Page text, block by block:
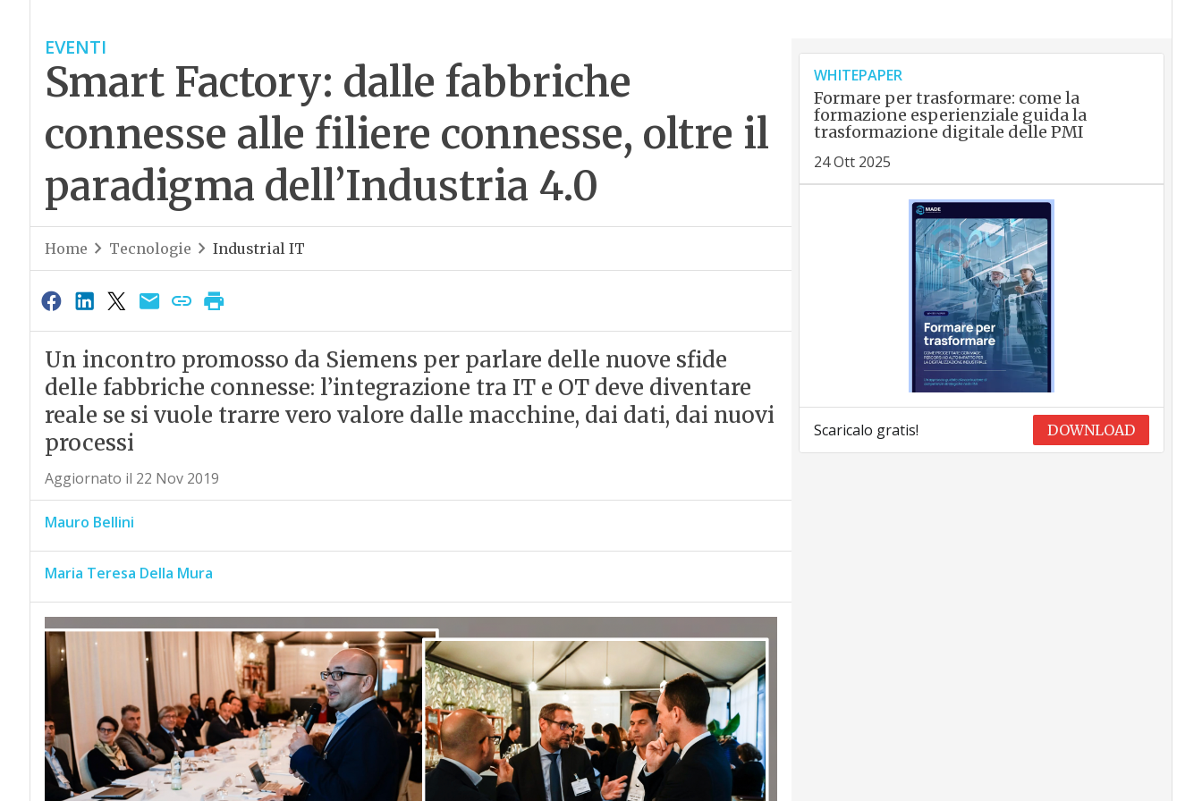
EVENTI
Smart Factory: dalle fabbriche
connesse alle filiere connesse, oltre il
paradigma dell’Industria 4.0
Home Tecnologie Industrial IT
Un incontro promosso da Siemens per parlare delle nuove sfide
delle fabbriche connesse: l’integrazione tra IT e OT deve diventare
reale se si vuole trarre vero valore dalle macchine, dai dati, dai nuovi
processi
Aggiornato il 22 Nov 2019
Mauro Bellini
Maria Teresa Della Mura
WHITEPAPER
Formare per trasformare: come la
formazione esperienziale guida la
trasformazione digitale delle PMI
24 Ott 2025
Scaricalo gratis! DOWNLOAD